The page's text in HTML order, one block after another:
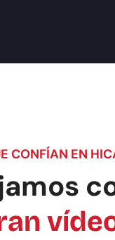
CONFÍAN EN